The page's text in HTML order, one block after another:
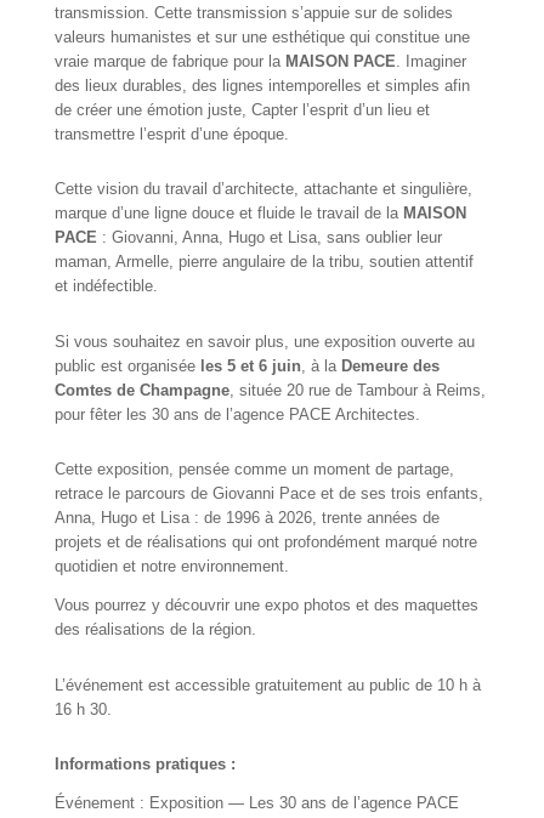
transmission. Cette transmission s’appuie sur de solides
valeurs humanistes et sur une esthétique qui constitue une
vraie marque de fabrique pour la MAISON PACE. Imaginer
des lieux durables, des lignes intemporelles et simples afin
de créer une émotion juste, Capter l’esprit d’un lieu et
transmettre l’esprit d’une époque.
Cette vision du travail d’architecte, attachante et singulière,
marque d’une ligne douce et fluide le travail de la MAISON
PACE: Giovanni, Anna, Hugo et Lisa, sans oublier leur
maman, Armelle, pierre angulaire de la tribu, soutien attentif
et indéfectible.
Si vous souhaitez en savoir plus, une exposition ouverte au
public est organisée les 5 et 6 juin , à la Demeure des
Comtes de Champagne, située 20 rue de Tambour à Reims,
pour fêter les 30 ans de l’agence PACE Architectes.
Cette exposition, pensée comme un moment de partage,
retrace le parcours de Giovanni Pace et de ses trois enfants,
Anna, Hugo et Lisa : de 1996 à 2026, trente années de
projets et de réalisations qui ont profondément marqué notre
quotidien et notre environnement.
Vous pourrez y découvrir une expo photos et des maquettes
des réalisations de la région.
L’événement est accessible gratuitement au public de 10 h à
16 h 30.
Informations pratiques :
Événement : Exposition — Les 30 ans de l’agence PACE